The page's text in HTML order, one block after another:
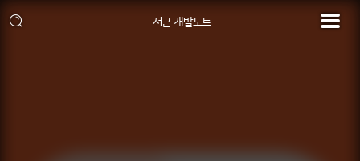
서근 개발노트